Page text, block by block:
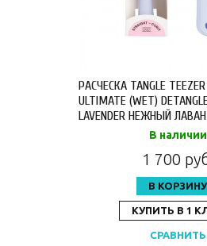
РАСЧЕСКА TANGLE
ULTIMATE (WET)
LAVENDER НЕЖНЫЙ
В наличии
1 700
В КОРЗИНУ
КУПИТЬ В 1
СРАВНИТЬ